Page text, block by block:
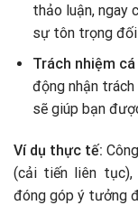
thảo luận, ngay
sự tôn trọng đối
Trách nhiệm
động nhận
sẽ giúp bạn
Ví dụ thực tế:
(cải tiến liên tục),
đóng góp ý tưởng